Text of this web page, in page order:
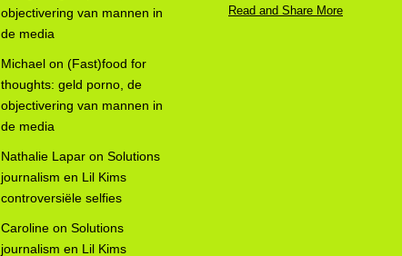
objectivering van mannen in
de media
Michael on (Fast)food for
thoughts: geld porno, de
objectivering van mannen in
de media
Nathalie Lapar on Solutions
journalism en Lil Kims
controversiële selfies
Caroline on Solutions
journalism en Lil Kims
Read and Share More